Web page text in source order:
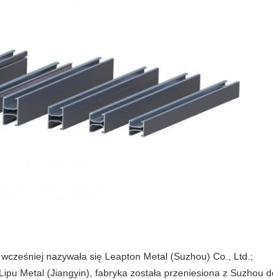
nazywała się Leapton Metal (Suzhou) Co., Ltd.;
Metal (Jiangyin), fabryka została przeniesiona z Suzhou